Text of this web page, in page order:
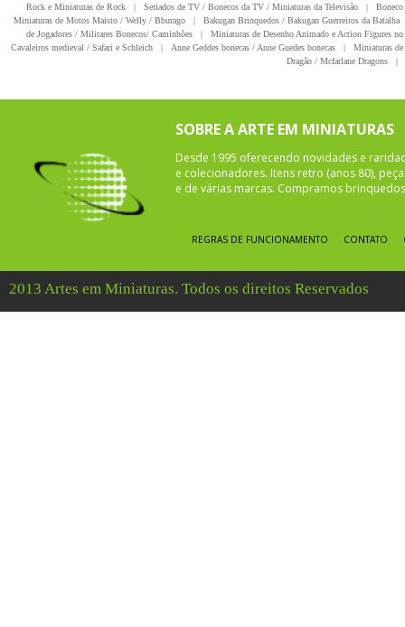
Rock e Miniaturas de Rock
| Seriados de TV / Bonecos da TV / Miniaturas da Televisão |
Miniaturas de Motos Maisto / Welly / Bburago
| Bakugan Brinquedos / Bakugan Guerreiros da Batalha
de Jogadores / Militares Bonecos/ Caminhões
|
Miniaturas de Desenho Animado e Action Figures
Cavaleiros medieval / Safari e Schleich
| Anne Geddes bonecas / Anne Guedes bonecas |
Miniaturas
Dragão / Mcfarlane Dragons
|
SOBRE A ARTE EM MINIATURAS
Desde 1995 oferecendo novidades e
e colecionadores. Itens retro (anos 80),
e de várias marcas. Compramos
REGRAS DE FUNCIONAMENTO CONTATO
2013 Artes em Miniaturas. Todos os direitos Reservados